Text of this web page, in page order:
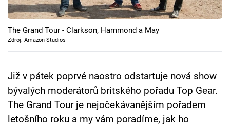
Cool Esport
Pořady
Sledujte prima+
Přihlášení
The Grand Tour - Clarkson, Hammond a May
Zdroj: Amazon Studios
Již v pátek poprvé naostro odstartuje nová show
bývalých moderátorů britského pořadu Top Gear.
The Grand Tour je nejočekávanějším pořadem
letošního roku a my vám poradíme, jak ho